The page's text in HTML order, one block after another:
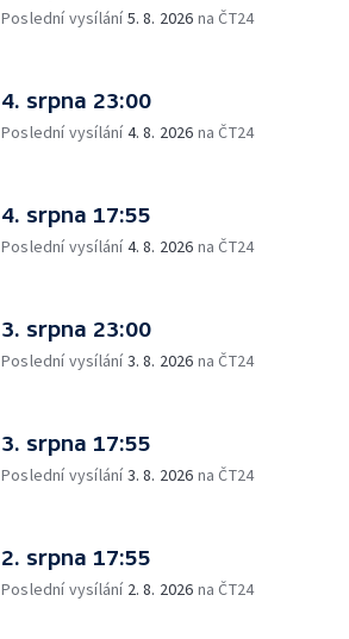
Poslední vysílání5. 8. 2026 na ČT24
4. srpna 23:00
Poslední vysílání4. 8. 2026 na ČT24
4. srpna 17:55
Poslední vysílání4. 8. 2026 na ČT24
3. srpna 23:00
Poslední vysílání3. 8. 2026 na ČT24
3. srpna 17:55
Poslední vysílání3. 8. 2026 na ČT24
2. srpna 17:55
Poslední vysílání 2. 8. 2026 na ČT24